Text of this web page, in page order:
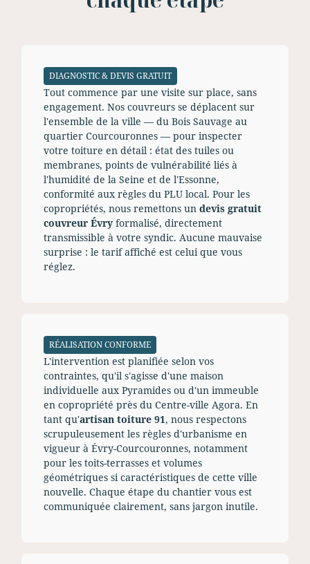
DIAGNOSTIC & DEVIS GRATUIT
Tout commence par une visite sur place, sans
engagement. Nos couvreurs se déplacent sur
l'ensemble de la ville — du Bois Sauvage au
quartier Courcouronnes — pour inspecter
votre toiture en détail : état des tuiles ou
membranes, points de vulnérabilité liés à
l'humidité de la Seine et de l'Essonne,
conformité aux règles du PLU local. Pour les
copropriétés, nous remettons un devis gratuit
couvreur Évry formalisé, directement
transmissible à votre syndic. Aucune mauvaise
surprise : le tarif affiché est celui que vous
réglez.
RÉALISATION CONFORME
L'intervention est planifiée selon vos
contraintes, qu'il s'agisse d'une maison
individuelle aux Pyramides ou d'un immeuble
en copropriété près du Centre-ville Agora. En
tant qu'artisan toiture 91, nous respectons
scrupuleusement les règles d'urbanisme en
vigueur à Évry-Courcouronnes, notamment
pour les toits-terrasses et volumes
géométriques si caractéristiques de cette ville
nouvelle. Chaque étape du chantier vous est
communiquée clairement, sans jargon inutile.